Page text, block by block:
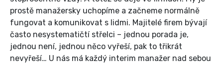
prostě manažersky uchopíme a začneme normálně
fungovat a komunikovat s lidmi. Majitelé firem bývají
často nesystematičtí střelci – jednou porada je,
jednou není, jednou něco vyřeší, pak to třikrát
nevyřeší… U nás má každý interim manažer nad sebou